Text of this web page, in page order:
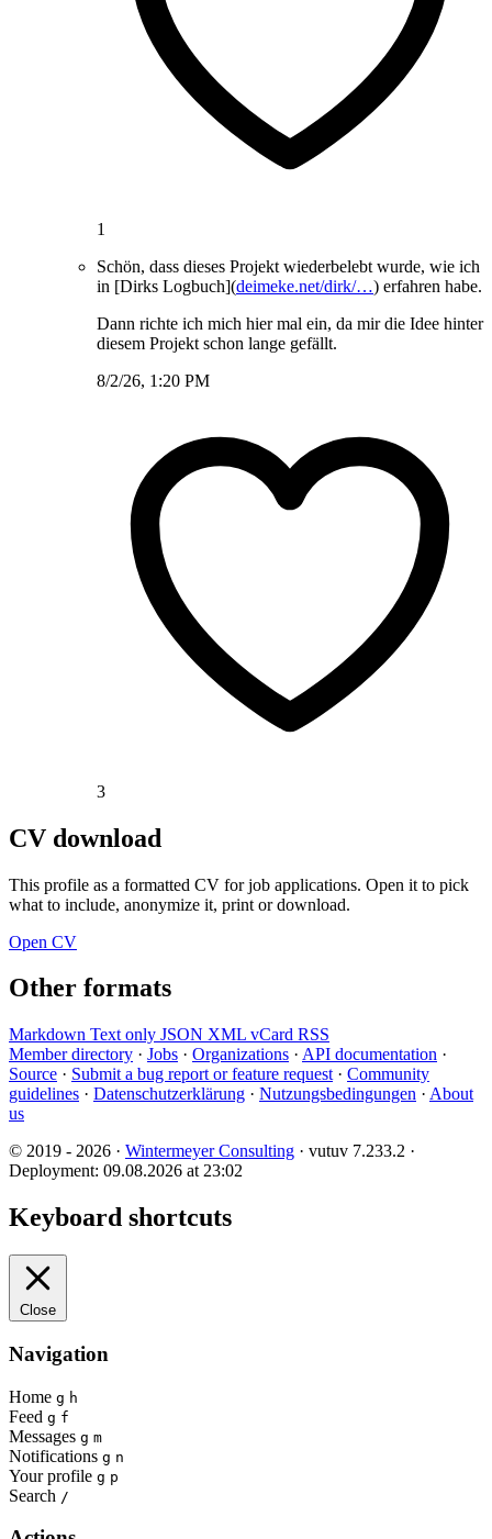
1
Schön, dass dieses Projekt wiederbelebt wurde, wie ich
in [Dirks Logbuch](deimeke.net/dirk/…) erfahren habe.
Dann richte ich mich hier mal ein, da mir die Idee hinter
diesem Projekt schon lange gefällt.
8/2/26, 1:20 PM
3
CV download
This profile as a formatted CV for job applications. Open it to pick
what to include, anonymize it, print or download.
Open CV
Other formats
Markdown Text only JSON XML vCard RSS
Member directory · Jobs · Organizations · API documentation ·
Source · Submit a bug report or feature request · Community
guidelines · Datenschutzerklärung · Nutzungsbedingungen · About
us
© 2019 - 2026 · Wintermeyer Consulting · vutuv 7.233.2 ·
Deployment: 09.08.2026 at 23:02
Keyboard shortcuts
Close
Navigation
Home g h
Feed g f
Messages g m
Notifications g n
Your profile g p
Search /